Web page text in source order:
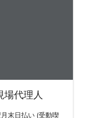
場代理人
末日払い (受動喫